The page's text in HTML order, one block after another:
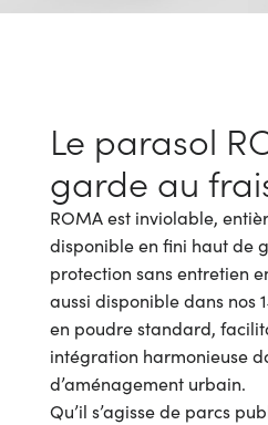
Le parasol
garde au
ROMA est inviolable,
disponible en fini haut de
protection sans entretien
aussi disponible dans nos
en poudre standard,
intégration harmonieuse
d’aménagement urbain.
Qu’il s’agisse de parcs